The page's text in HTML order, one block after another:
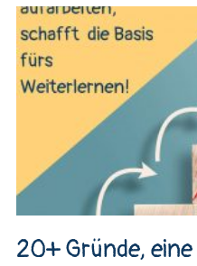
20+ Gründe,